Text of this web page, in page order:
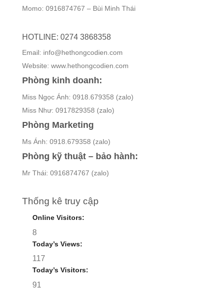
Momo: 0916874767 – Bùi Minh Thái
HOTLINE: 0274 3868358
Email: info@hethongcodien.com
Website: www.hethongcodien.com
Phòng kinh doanh:
Miss Ngọc Ánh: 0918.679358 (zalo)
Miss Như: 0917829358 (zalo)
Phòng Marketing
Ms Ánh: 0918.679358 (zalo)
Phòng kỹ thuật – bảo hành:
Mr Thái: 0916874767 (zalo)
Thống kê truy cập
Online Visitors:
8
Today’s Views:
117
Today’s Visitors:
91